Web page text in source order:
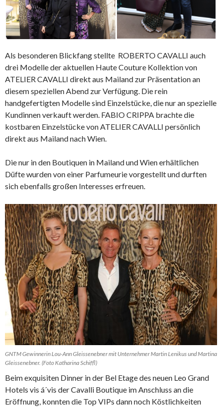
Als besonderen Blickfang stellte ROBERTO CAVALLI auch
drei Modelle der aktuellen Haute Couture Kollektion von
ATELIER CAVALLI direkt aus Mailand zur Präsentation an
diesem speziellen Abend zur Verfügung. Die rein
handgefertigten Modelle sind Einzelstücke, die nur an spezielle
Kundinnen verkauft werden. FABIO CRIPPA brachte die
kostbaren Einzelstücke von ATELIER CAVALLI persönlich
direkt aus Mailand nach Wien.
Die nur in den Boutiquen in Mailand und Wien erhältlichen
Düfte wurden von einer Parfumeurie vorgestellt und durften
sich ebenfalls großen Interesses erfreuen.
GNTM Gewinnerin Lou-Ann Gleissenebner mit Unternehmer Martin Lenikus und Martina
Gleissenebner. (Foto Katharina Schiffl)
Beim exquisiten Dinner in der Bel Etage des neuen Leo Grand
Hotels vis á´vis der Cavalli Boutique im Anschluss an die
Eröffnung, konnten die Top VIPs dann noch Köstlichkeiten